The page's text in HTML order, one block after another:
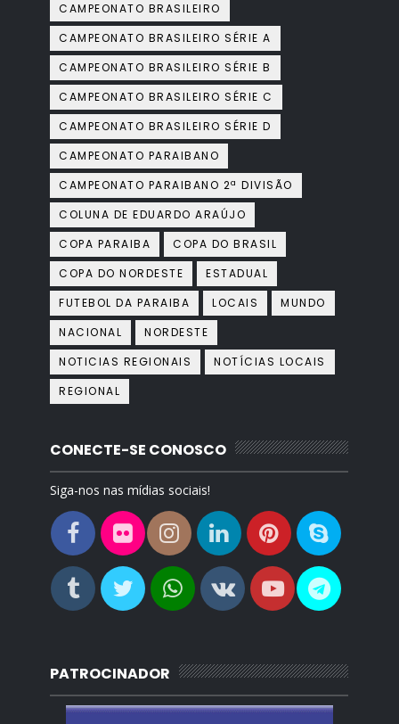
CAMPEONATO BRASILEIRO
CAMPEONATO BRASILEIRO SÉRIE A
CAMPEONATO BRASILEIRO SÉRIE B
CAMPEONATO BRASILEIRO SÉRIE C
CAMPEONATO BRASILEIRO SÉRIE D
CAMPEONATO PARAIBANO
CAMPEONATO PARAIBANO 2ª DIVISÃO
COLUNA DE EDUARDO ARAÚJO
COPA PARAIBA
COPA DO BRASIL
COPA DO NORDESTE
ESTADUAL
FUTEBOL DA PARAIBA
LOCAIS
MUNDO
NACIONAL
NORDESTE
NOTICIAS REGIONAIS
NOTÍCIAS LOCAIS
REGIONAL
CONECTE-SE CONOSCO
Siga-nos nas mídias sociais!
PATROCINADOR